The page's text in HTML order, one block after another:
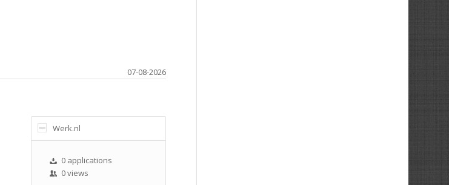
07-08-2026
Werk.nl
0 applications
0 views